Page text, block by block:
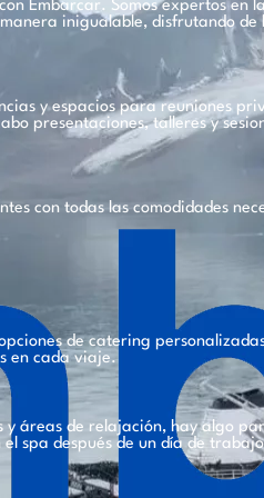
Embarcar. Somos expertos
inigualable, disfrutando
y espacios para reuniones
presentaciones, talleres y
con todas las comodidades
de catering
en cada viaje.
áreas de relajación, hay algo
spa después de un día de